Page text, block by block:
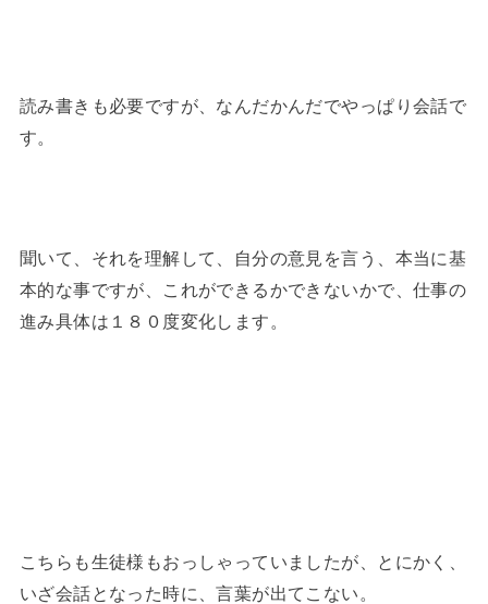
読み書きも必要ですが、なんだかんだでやっぱり会話で
す。
聞いて、それを理解して、自分の意見を言う、本当に基
本的な事ですが、これができるかできないかで、仕事の
進み具体は１８０度変化します。
こちらも生徒様もおっしゃっていましたが、とにかく、
いざ会話となった時に、言葉が出てこない。